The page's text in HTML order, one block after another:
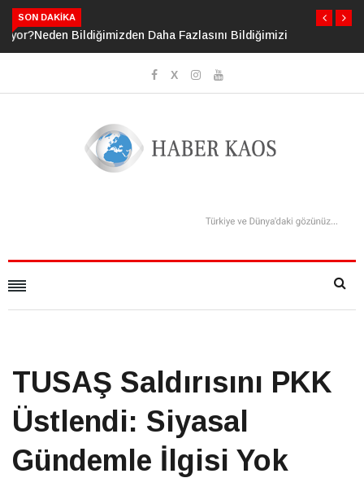
SON DAKIKA
Neden Bildiğimizden Daha Fazlasını Bildiğimizi Sanıyoruz?
TUSAŞ Saldırısını PKK
Üstlendi: Siyasal
Gündemle İlgisi Yok